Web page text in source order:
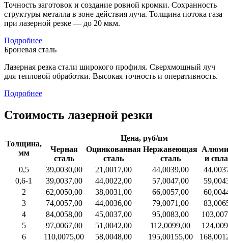
Точность заготовок и создание ровной кромки. Сохранность
структуры металла в зоне действия луча. Толщина потока газа
при лазерной резке — до 20 мкм.
Подробнее
Броневая сталь
Лазерная резка стали широкого профиля. Сверхмощный луч
для тепловой обработки. Высокая точность и оперативность.
Подробнее
Стоимость лазерной резки
Толщина,
мм
Цена, руб/пм
Черная
сталь
Оцинкованная
сталь
Нержавеющая
сталь
и
0,5
39,0030,00 21,0017,00 44,0039,00 44,00
0,6-1
39,0037,00 44,0022,00 57,0047,00 59,00
2
62,0050,00 38,0031,00 66,0057,00 60,00
3
74,0057,00 44,0036,00 79,0071,00 83,00
4
84,0058,00 45,0037,00 95,0083,00 103,00
5
97,0067,00 51,0042,00 112,0099,00 124,00
6
110,0075,00 58,0048,00 195,00155,00 168,00